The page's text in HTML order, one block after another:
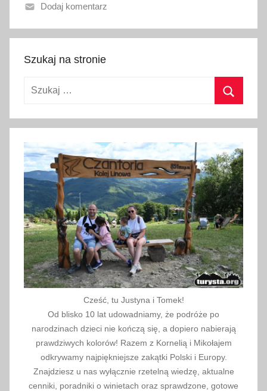
1
l
u
o
0
2
6
Dodaj komentarz
Szukaj na stronie
Szukaj:
Cześć, tu Justyna i Tomek!
Od blisko 10 lat udowadniamy, że podróże po
narodzinach dzieci nie kończą się, a dopiero nabierają
prawdziwych kolorów! Razem z Kornelią i Mikołajem
odkrywamy najpiękniejsze zakątki Polski i Europy.
Znajdziesz u nas wyłącznie rzetelną wiedzę, aktualne
cenniki, poradniki o winietach oraz sprawdzone, gotowe